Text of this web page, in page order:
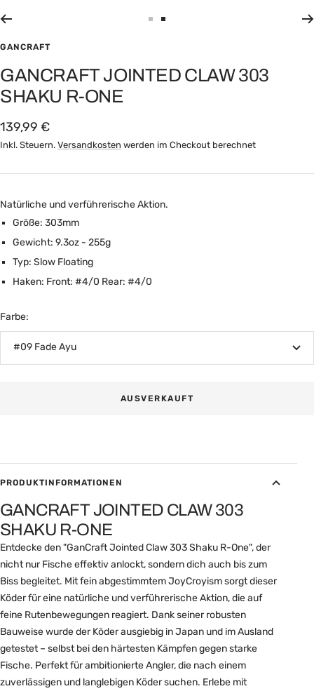
gehen
gehen
GANCRAFT
GANCRAFT JOINTED CLAW 303
SHAKU R-ONE
Angebotspreis
139,99 €
Inkl. Steuern. Versandkosten werden im Checkout berechnet
Natürliche und verführerische Aktion.
Größe: 303mm
Gewicht: 9.3oz - 255g
Typ: Slow Floating
Haken: Front: #4/0 Rear: #4/0
Farbe:
#09 Fade Ayu
AUSVERKAUFT
PRODUKTINFORMATIONEN
GANCRAFT JOINTED CLAW 303
SHAKU R-ONE
Entdecke den "GanCraft Jointed Claw 303 Shaku R-One", der
nicht nur Fische effektiv anlockt, sondern dich auch bis zum
Biss begleitet. Mit fein abgestimmtem JoyCroyism sorgt dieser
Köder für eine natürliche und verführerische Aktion, die auf
feine Rutenbewegungen reagiert. Dank seiner robusten
Bauweise wurde der Köder ausgiebig in Japan und im Ausland
getestet – selbst bei den härtesten Kämpfen gegen starke
Fische. Perfekt für ambitionierte Angler, die nach einem
zuverlässigen und langlebigen Köder suchen. Erlebe mit